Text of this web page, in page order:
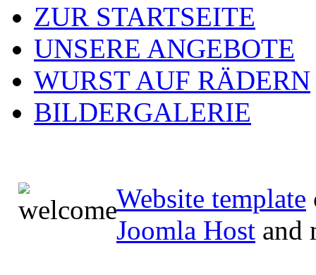
ZUR STARTSEITE
UNSERE ANGEBOTE
WURST AUF RÄDERN
BILDERGALERIE
Website template
Joomla Host and